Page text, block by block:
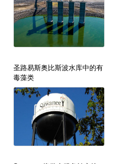
圣路易斯奥比斯波水库中的有
毒藻类